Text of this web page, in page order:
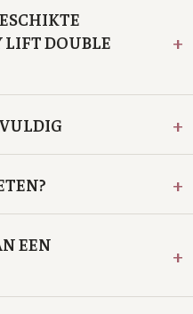
LIFT DOUBLE
+
+
+
EEN
+